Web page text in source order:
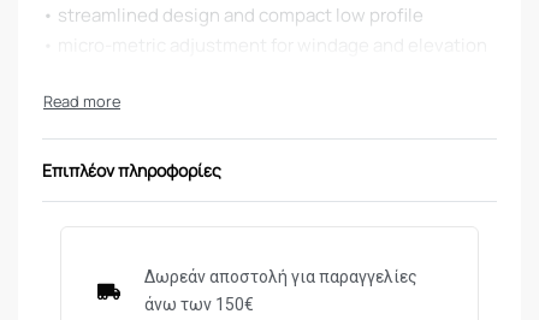
• streamlined design and compact low profile
• tapered dovetail for a strong locking in the existing
groove
• allen wrench and adjustment screwdriver included
in the package
• fiber optic blade and front sight with replaceable
Επιπλέον πληροφορίες
Δωρεάν αποστολή για παραγγελίες
άνω των 150€